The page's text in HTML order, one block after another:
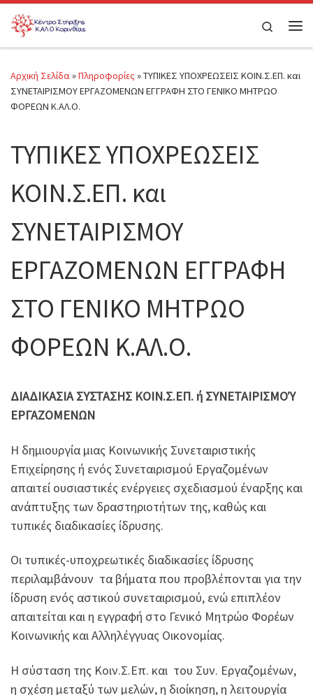
Μετάβαση στο περιεχόμενο
Search
Αρχική Σελίδα»Πληροφορίες »ΤΥΠΙΚΕΣ ΥΠΟΧΡΕΩΣΕΙΣ ΚΟΙΝ.Σ.ΕΠ. και
ΣΥΝΕΤΑΙΡΙΣΜΟΥ ΕΡΓΑΖΟΜΕΝΩΝ ΕΓΓΡΑΦΗ ΣΤΟ ΓΕΝΙΚΟ ΜΗΤΡΩΟ
ΦΟΡΕΩΝ Κ.ΑΛ.Ο.
ΤΥΠΙΚΕΣ ΥΠΟΧΡΕΩΣΕΙΣ
ΚΟΙΝ.Σ.ΕΠ. και
ΣΥΝΕΤΑΙΡΙΣΜΟΥ
ΕΡΓΑΖΟΜΕΝΩΝ ΕΓΓΡΑΦΗ
ΣΤΟ ΓΕΝΙΚΟ ΜΗΤΡΩΟ
ΦΟΡΕΩΝ Κ.ΑΛ.Ο.
ΔΙΑΔΙΚΑΣΙΑ ΣΥΣΤΑΣΗΣ ΚΟΙΝ.Σ.ΕΠ. ή ΣΥΝΕΤΑΙΡΙΣΜΟΎ
ΕΡΓΑΖΟΜΕΝΩΝ
Η δημιουργία μιας Κοινωνικής Συνεταιριστικής
Επιχείρησης ή ενός Συνεταιρισμού Εργαζομένων
απαιτεί ουσιαστικές ενέργειες σχεδιασμού έναρξης και
ανάπτυξης των δραστηριοτήτων της, καθώς και
τυπικές διαδικασίες ίδρυσης.
Οι τυπικές-υποχρεωτικές διαδικασίες ίδρυσης
περιλαμβάνουν τα βήματα που προβλέπονται για την
ίδρυση ενός αστικού συνεταιρισμού, ενώ επιπλέον
απαιτείται και η εγγραφή στο Γενικό Μητρώο Φορέων
Κοινωνικής και Αλληλέγγυας Οικονομίας.
Η σύσταση της Κοιν.Σ.Επ. και του Συν. Εργαζομένων,
η σχέση μεταξύ των μελών, η διοίκηση, η λειτουργία